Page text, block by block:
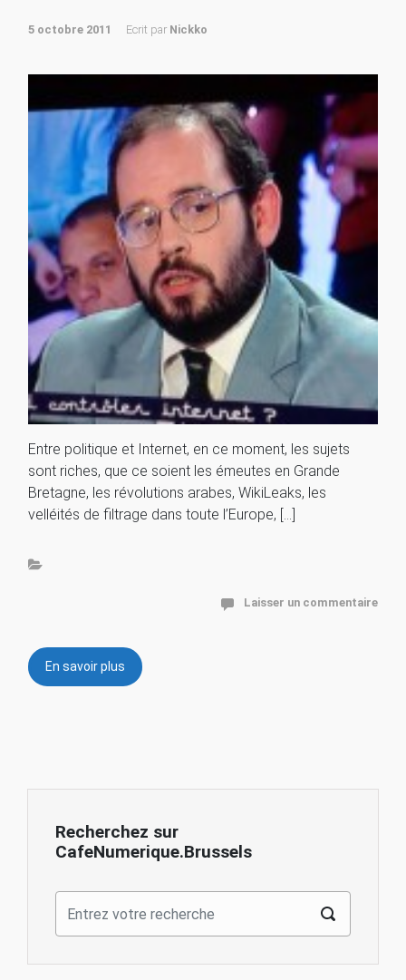
5 octobre 2011 Ecrit par Nickko
Entre politique et Internet, en ce moment, les sujets
sont riches, que ce soient les émeutes en Grande
Bretagne, les révolutions arabes, WikiLeaks, les
velléités de filtrage dans toute l’Europe, […]
Laisser un commentaire
En savoir plus
Recherchez sur
CafeNumerique.Brussels